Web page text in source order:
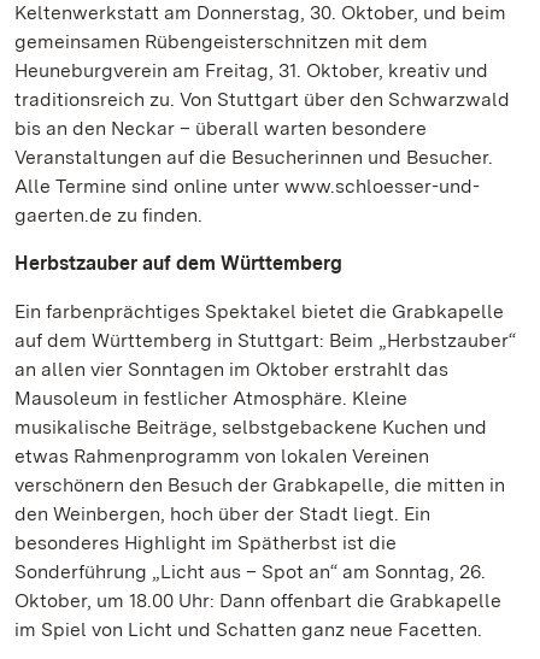
Keltenwerkstatt am Donnerstag, 30. Oktober, und beim
gemeinsamen Rübengeisterschnitzen mit dem
Heuneburgverein am Freitag, 31. Oktober, kreativ und
traditionsreich zu. Von Stuttgart über den Schwarzwald
bis an den Neckar – überall warten besondere
Veranstaltungen auf die Besucherinnen und Besucher.
Alle Termine sind online unter www.schloesser-und-
gaerten.de zu finden.
Herbstzauber auf dem Württemberg
Ein farbenprächtiges Spektakel bietet die Grabkapelle
auf dem Württemberg in Stuttgart: Beim „Herbstzauber“
an allen vier Sonntagen im Oktober erstrahlt das
Mausoleum in festlicher Atmosphäre. Kleine
musikalische Beiträge, selbstgebackene Kuchen und
etwas Rahmenprogramm von lokalen Vereinen
verschönern den Besuch der Grabkapelle, die mitten in
den Weinbergen, hoch über der Stadt liegt. Ein
besonderes Highlight im Spätherbst ist die
Sonderführung „Licht aus – Spot an“ am Sonntag, 26.
Oktober, um 18.00 Uhr: Dann offenbart die Grabkapelle
im Spiel von Licht und Schatten ganz neue Facetten.